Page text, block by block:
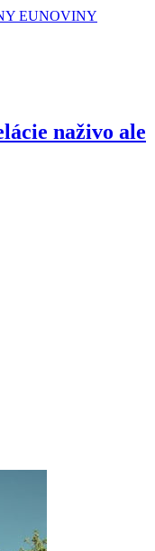
EUNOVINY
naživo ale